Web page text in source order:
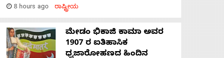
8 hours ago ರಾಷ್ಟ್ರೀಯ
ಮೇಡಂ ಭಿಕಾಜಿ ಕಾಮಾ ಅವರ
1907 ರ ಐತಿಹಾಸಿಕ
ಧ್ವಜಾರೋಹಣದ ಹಿಂದಿನ